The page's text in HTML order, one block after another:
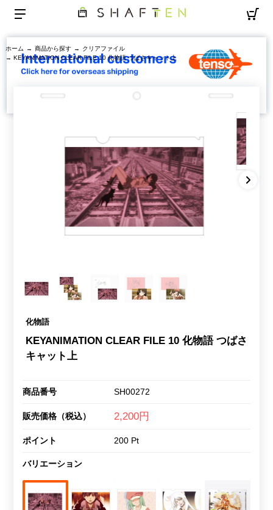
ホーム → 商品から探す →
クリアファイル
→ KEYANIMATION CLEAR FILE 10 化物語 つばさキャット上
化物語
KEYANIMATION CLEAR FILE 10 化物語 つばさ
キャット上
商品番号 SH00272
販売価格（税込） 2,200円
ポイント 200 Pt
バリエーション